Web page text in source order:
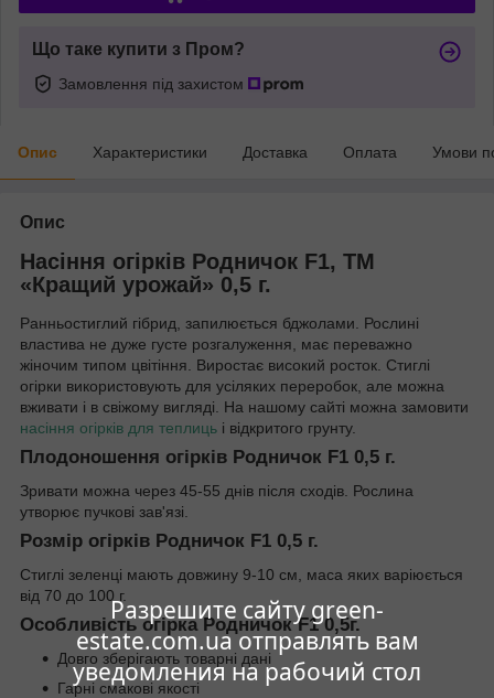
Разрешите сайту green-
estate.com.ua отправлять вам
уведомления на рабочий стол
Що таке купити з Пром?
Замовлення під захистом
Опис Характеристики Доставка Оплата Умови
Опис
Насіння огірків Родничок F1, ТМ
«Кращий урожай» 0,5 г.
Ранньостиглий гібрид, запилюється бджолами. Рослині
властива не дуже густе розгалуження, має переважно
жіночим типом цвітіння. Виростає високий росток. Стиглі
огірки використовують для усіляких переробок, але можна
вживати і в свіжому вигляді. На нашому сайті можна замовити
насіння огірків для теплиць і відкритого грунту.
Плодоношення огірків Родничок F1 0,5 г.
Зривати можна через 45-55 днів після сходів. Рослина
утворює пучкові зав'язі.
Розмір огірків Родничок F1 0,5 г.
Стиглі зеленці мають довжину 9-10 см, маса яких варіюється
від 70 до 100 г.
Особливість огірка Родничок F1 0,5г.
Довго зберігають товарні дані
Гарні смакові якості